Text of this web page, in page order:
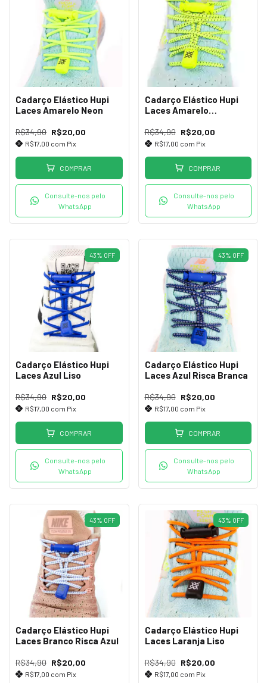
Cadarço Elástico Hupi
Laces Amarelo Neon
R$34,90 R$20,00
R$17,00 com Pix
COMPRAR
Consulte-nos pelo
WhatsApp
Cadarço Elástico Hupi
Laces Amarelo
R$34,90 R$20,00
R$17,00 com Pix
COMPRAR
Consulte-nos pelo
WhatsApp
43% OFF
Cadarço Elástico Hupi
Laces Azul Liso
R$34,90 R$20,00
R$17,00 com Pix
COMPRAR
Consulte-nos pelo
WhatsApp
43% OFF
Cadarço Elástico Hupi
Laces Azul Risca Branca
R$34,90 R$20,00
R$17,00 com Pix
COMPRAR
Consulte-nos pelo
WhatsApp
43% OFF
Cadarço Elástico Hupi
Laces Branco Risca Azul
R$34,90 R$20,00
R$17,00 com Pix
43% OFF
Cadarço Elástico Hupi
Laces Laranja Liso
R$34,90 R$20,00
R$17,00 com Pix